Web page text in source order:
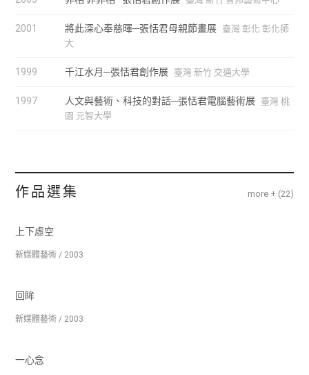
2001 將此深心奉慈暉─張恬君母親節畫展 臺灣 彰化 彰化師
大
1999 千江水月─張恬君創作展 臺灣 新竹 交通大學
1997 人文與藝術、科技的對話─張恬君電腦藝術展 臺灣 桃
園 元智大學
作品選集 more + (22)
上下虛空
新媒體藝術 / 2003
回眸
新媒體藝術 / 2003
一心念